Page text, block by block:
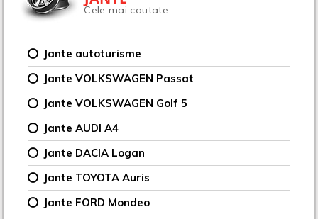
Cele mai cautate
Jante autoturisme
Jante VOLKSWAGEN Passat
Jante VOLKSWAGEN Golf 5
Jante AUDI A4
Jante DACIA Logan
Jante TOYOTA Auris
Jante FORD Mondeo